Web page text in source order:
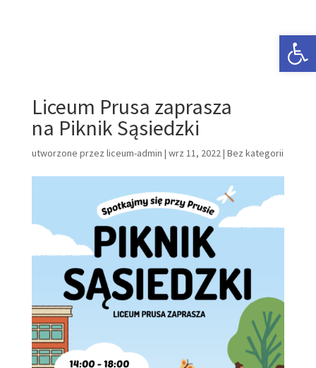
Liceum Prusa zaprasza
na Piknik Sąsiedzki
utworzone przez liceum-admin | wrz 11, 2022| Bez kategorii